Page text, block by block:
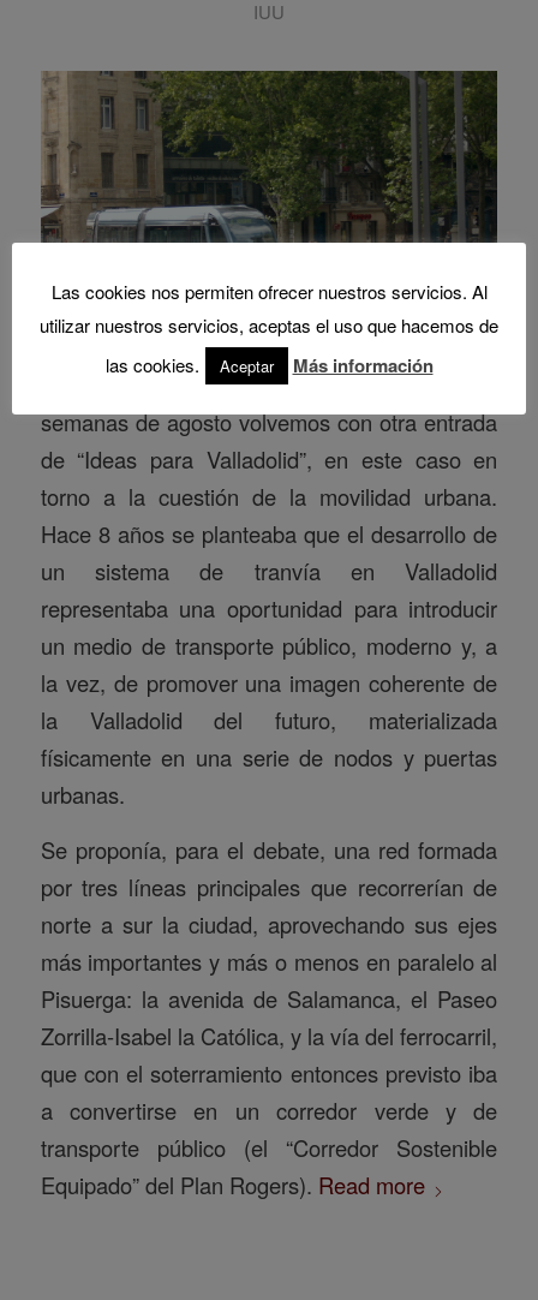
IUU
Después del paréntesis de las dos primeras
semanas de agosto volvemos con otra entrada
de “Ideas para Valladolid”, en este caso en
torno a la cuestión de la movilidad urbana.
Hace 8 años se planteaba que el desarrollo de
un sistema de tranvía en Valladolid
representaba una oportunidad para introducir
un medio de transporte público, moderno y, a
la vez, de promover una imagen coherente de
la Valladolid del futuro, materializada
físicamente en una serie de nodos y puertas
urbanas.
Se proponía, para el debate, una red formada
por tres líneas principales que recorrerían de
norte a sur la ciudad, aprovechando sus ejes
más importantes y más o menos en paralelo al
Pisuerga: la avenida de Salamanca, el Paseo
Zorrilla-Isabel la Católica, y la vía del ferrocarril,
que con el soterramiento entonces previsto iba
a convertirse en un corredor verde y de
transporte público (el “Corredor Sostenible
Equipado” del Plan Rogers). Read more
Las cookies nos permiten ofrecer nuestros servicios. Al
utilizar nuestros servicios, aceptas el uso que hacemos de
las cookies.
Aceptar Más información